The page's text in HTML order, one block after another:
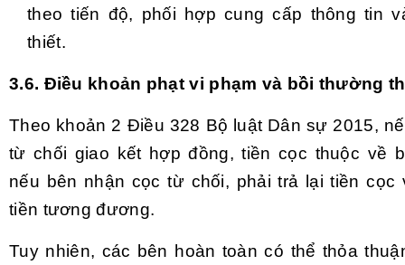
theo tiến độ, phối hợp cung cấp thông tin
thiết.
3.6. Điều khoản phạt vi phạm và bồi thường
Theo khoản 2 Điều 328 Bộ luật Dân sự 2015,
từ chối giao kết hợp đồng, tiền cọc thuộc về
nếu bên nhận cọc từ chối, phải trả lại tiền cọc
tiền tương đương.
Tuy nhiên, các bên hoàn toàn có thể thỏa